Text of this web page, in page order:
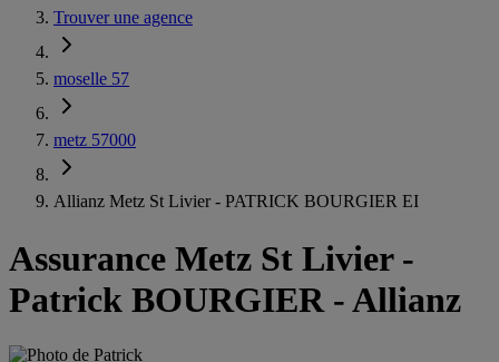
Trouver une agence
moselle 57
metz 57000
Allianz Metz St Livier - PATRICK BOURGIER EI
Assurance Metz St Livier-
Patrick BOURGIER - Allianz